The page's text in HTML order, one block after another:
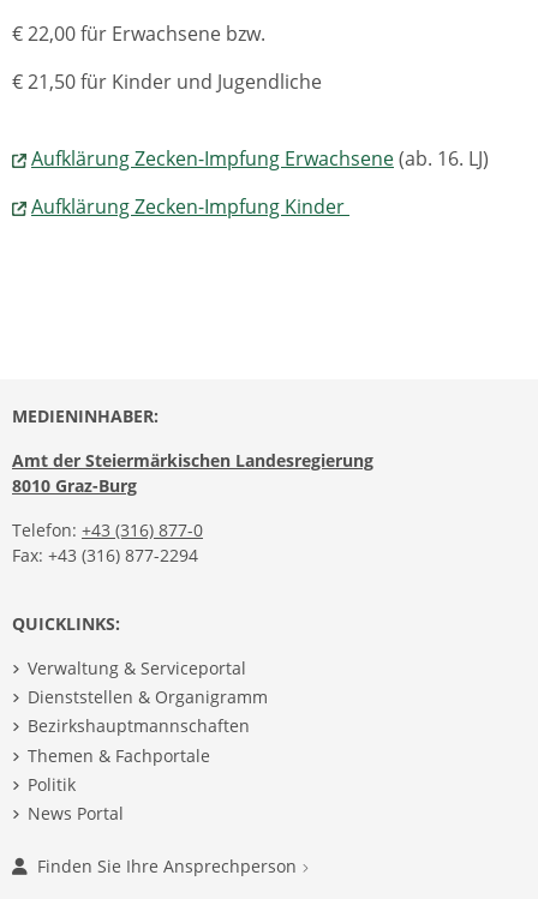
€ 22,00 für Erwachsene bzw.
€ 21,50 für Kinder und Jugendliche
Aufklärung Zecken-Impfung Erwachsene(ab. 16. LJ)
Aufklärung Zecken-Impfung Kinder
MEDIENINHABER:
Amt der Steiermärkischen Landesregierung
8010 Graz-Burg
Telefon: +43 (316) 877-0
Fax: +43 (316) 877-2294
QUICKLINKS:
Verwaltung & Serviceportal
Dienststellen & Organigramm
Bezirkshauptmannschaften
Themen & Fachportale
Politik
News Portal
Finden Sie Ihre Ansprechperson